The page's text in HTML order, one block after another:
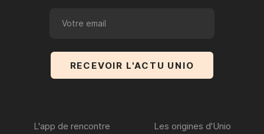
L'app de rencontre
Les origines d'Unio